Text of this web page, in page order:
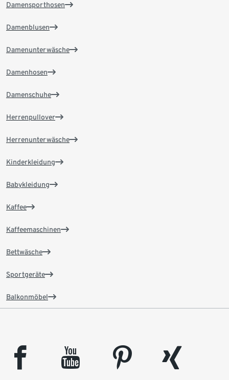
Damensporthosen
Damenblusen
Damenunterwäsche
Damenhosen
Damenschuhe
Herrenpullover
Herrenunterwäsche
Kinderkleidung
Babykleidung
Kaffee
Kaffeemaschinen
Bettwäsche
Sportgeräte
Balkonmöbel
facebook youtube pinterest
xing